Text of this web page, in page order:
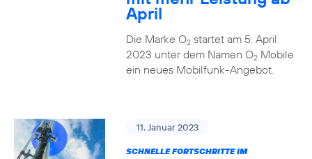
April
Die Marke O2startet am 5. April
2023 unter dem Namen O2Mobile
ein neues Mobilfunk-Angebot.
11. Januar 2023
SCHNELLE FORTSCHRITTE IM